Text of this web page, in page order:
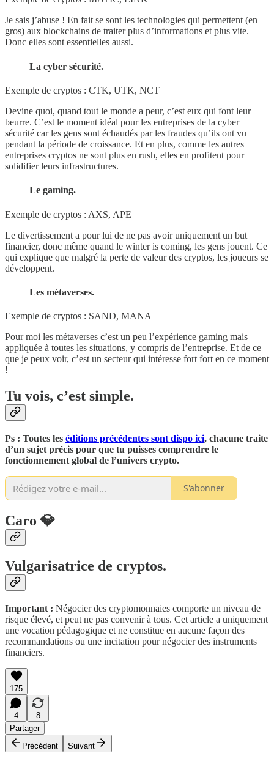
Je sais j’abuse ! En fait se sont les technologies qui permettent (en
gros) aux blockchains de traiter plus d’informations et plus vite.
Donc elles sont essentielles aussi.
La cyber sécurité.
Exemple de cryptos : CTK, UTK, NCT
Devine quoi, quand tout le monde a peur, c’est eux qui font leur
beurre. C’est le moment idéal pour les entreprises de la cyber
sécurité car les gens sont échaudés par les fraudes qu’ils ont vu
pendant la période de croissance. Et en plus, comme les autres
entreprises cryptos ne sont plus en rush, elles en profitent pour
solidifier leurs infrastructures.
Le gaming.
Exemple de cryptos : AXS, APE
Le divertissement a pour lui de ne pas avoir uniquement un but
financier, donc même quand le winter is coming, les gens jouent. Ce
qui explique que malgré la perte de valeur des cryptos, les joueurs se
développent.
Les métaverses.
Exemple de cryptos : SAND, MANA
Pour moi les métaverses c’est un peu l’expérience gaming mais
appliquée à toutes les situations, y compris de l’entreprise. Et de ce
que je peux voir, c’est un secteur qui intéresse fort fort en ce moment
!
Tu vois, c’est simple.
Ps : Toutes les éditions précédentes sont dispo ici, chacune traite
d’un sujet précis pour que tu puisses comprendre le
fonctionnement global de l’univers crypto.
S'abonner
Caro 💎
Vulgarisatrice de cryptos.
Important : Négocier des cryptomonnaies comporte un niveau de
risque élevé, et peut ne pas convenir à tous. Cet article a uniquement
une vocation pédagogique et ne constitue en aucune façon des
recommandations ou une incitation pour négocier des instruments
financiers.
175
4
8
Partager
Précédent
Suivant